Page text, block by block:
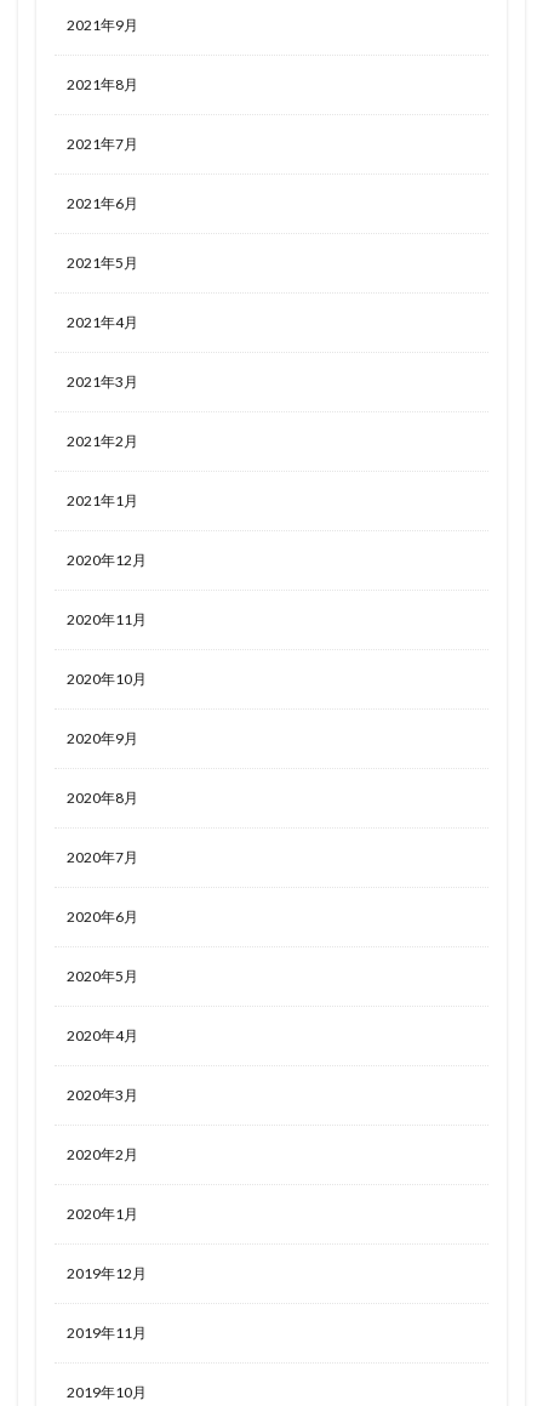
2021年9月
2021年8月
2021年7月
2021年6月
2021年5月
2021年4月
2021年3月
2021年2月
2021年1月
2020年12月
2020年11月
2020年10月
2020年9月
2020年8月
2020年7月
2020年6月
2020年5月
2020年4月
2020年3月
2020年2月
2020年1月
2019年12月
2019年11月
2019年10月